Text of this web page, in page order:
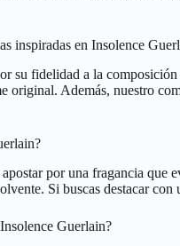
inspiradas en Insolence
su fidelidad a la
Además, nuestro
por una fragancia
Si buscas destacar
Guerlain?